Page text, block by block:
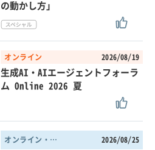
の動かし方」
オンライン 2026/08/19
生成AI・AIエージェントフォーラ
ム Online 2026 夏
オンライン・東京都 2026/08/25